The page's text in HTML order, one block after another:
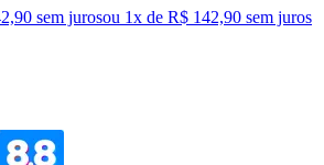
sem jurosou 1x de R$ 142,90 sem juros